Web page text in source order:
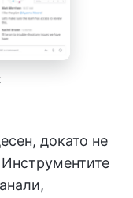
докато не
Инструментите